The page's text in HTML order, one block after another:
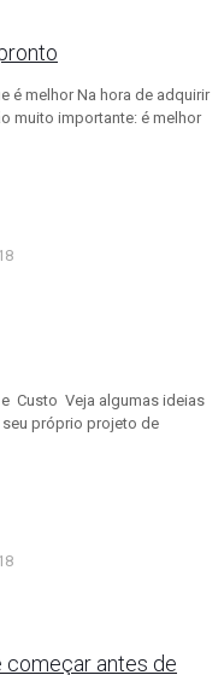
é melhor Na hora de adquirir
muito importante: é melhor
Custo Veja algumas ideias
próprio projeto de
começar antes de